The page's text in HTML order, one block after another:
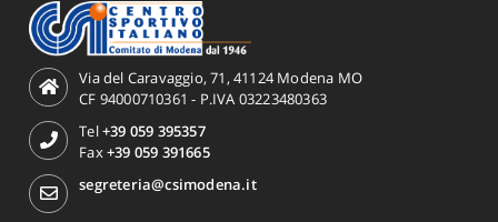
Via del Caravaggio, 71, 41124 Modena MO
CF 94000710361 - P.IVA 03223480363
Tel+39 059 395357
Fax+39 059 391665
segreteria@csimodena.it